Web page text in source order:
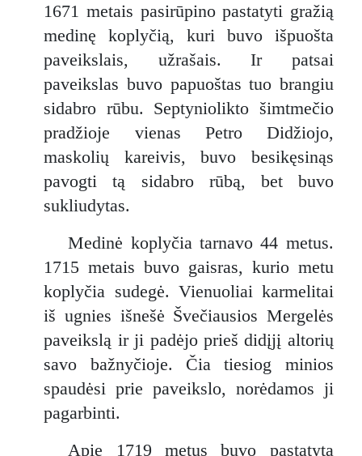
1671 metais pasirūpino pastatyti gražią
medinę koplyčią, kuri buvo išpuošta
paveikslais, užrašais. Ir patsai
paveikslas buvo papuoštas tuo brangiu
sidabro rūbu. Septyniolikto šimtmečio
pradžioje vienas Petro Didžiojo,
maskolių kareivis, buvo besikęsinąs
pavogti tą sidabro rūbą, bet buvo
sukliudytas.
Medinė koplyčia tarnavo 44 metus.
1715 metais buvo gaisras, kurio metu
koplyčia sudegė. Vienuoliai karmelitai
iš ugnies išnešė Švečiausios Mergelės
paveikslą ir ji padėjo prieš didįjį altorių
savo bažnyčioje. Čia tiesiog minios
spaudėsi prie paveikslo, norėdamos ji
pagarbinti.
Apie 1719 metus buvo pastatyta